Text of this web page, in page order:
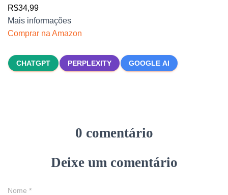
R$34,99
Mais informações
Comprar na Amazon
CHATGPT PERPLEXITY GOOGLE AI
0 comentário
Deixe um comentário
Nome *